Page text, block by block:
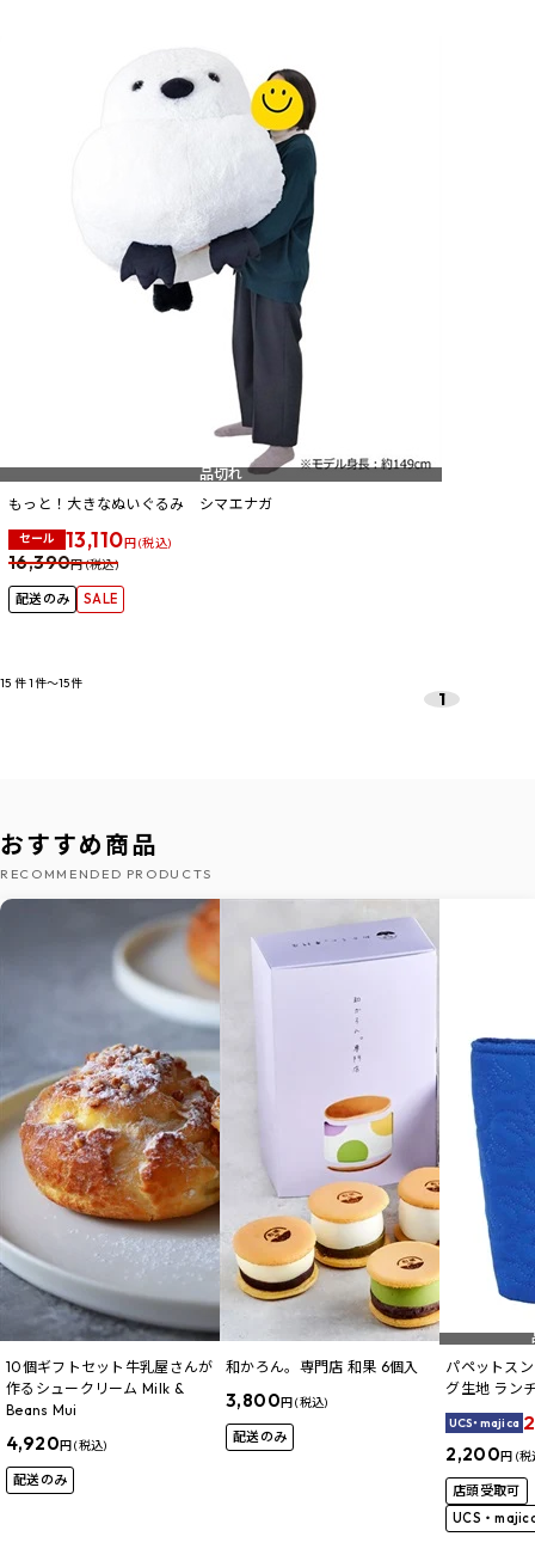
品切れ
もっと！大きなぬいぐるみ シマエナガ
セール 13,110円 (税込)
16,390円 (税込)
配送のみ SALE
15 件1件～15件
1
おすすめ商品
RECOMMENDED PRODUCTS
10個ギフトセット牛乳屋さんが
作るシュークリーム Milk &
Beans Mui
4,920円 (税込)
配送のみ
和かろん。専門店 和果 6個入
3,800円 (税込)
配送のみ
パペットス
グ生地 ラン
UCS・majica
2,200円 (税
店頭受取可
UCS・